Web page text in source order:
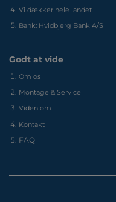
Vi dækker hele landet
Bank: Hvidbjerg Bank A/S
Godt at vide
Om os
Montage & Service
Viden om
Kontakt
FAQ